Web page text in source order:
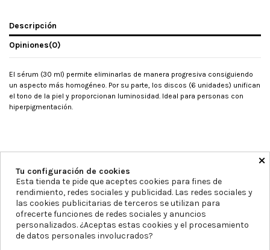
Descripción
Opiniones(0)
El sérum (30 ml) permite eliminarlas de manera progresiva consiguiendo
un aspecto más homogéneo. Por su parte, los discos (6 unidades) unifican
el tono de la piel y proporcionan luminosidad. Ideal para personas con
hiperpigmentación.
Farmacia Blanca Llacer
Av. Montecarlo 11, 03503, Alicante
965855297
info@farmaciablancallacer.es
×
Tu configuración de cookies
Esta tienda te pide que aceptes cookies para fines de
rendimiento, redes sociales y publicidad. Las redes sociales y
las cookies publicitarias de terceros se utilizan para
ofrecerte funciones de redes sociales y anuncios
personalizados. ¿Aceptas estas cookies y el procesamiento
de datos personales involucrados?